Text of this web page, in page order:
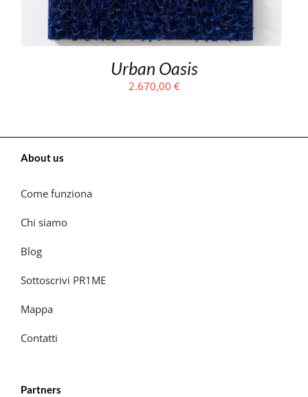
Urban Oasis
2.670,00 €
About us
Come funziona
Chi siamo
Blog
Sottoscrivi PR1ME
Mappa
Contatti
Partners